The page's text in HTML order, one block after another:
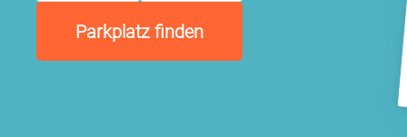
Parkplatz finden